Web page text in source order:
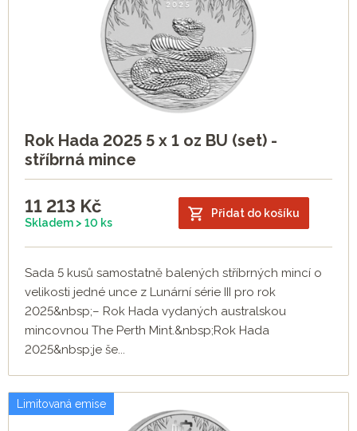
8. mince - Rok Kozy 2027
9. mince - Rok Opice 2028
10. mince - Rok Kohouta 2029
11. mince - Rok Psa 2030
Rok Hada 2025 5 x 1 oz BU (set) -
stříbrná mince
11 213 Kč
Skladem > 10 ks
Přidat do košíku
Sada 5 kusů samostatně balených stříbrných mincí o
velikosti jedné unce z Lunární série III pro rok
2025&nbsp;– Rok Hada vydaných australskou
mincovnou The Perth Mint.&nbsp;Rok Hada
2025&nbsp;je še...
Limitovaná emise